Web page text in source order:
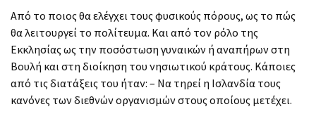
Από το ποιος θα ελέγχει τους φυσικούς πόρους, ως το πώς
θα λειτουργεί το πολίτευμα. Και από τον ρόλο της
Εκκλησίας ως την ποσόστωση γυναικών ή αναπήρων στη
Βουλή και στη διοίκηση του νησιωτικού κράτους. Κάποιες
από τις διατάξεις του ήταν: – Να τηρεί η Ισλανδία τους
κανόνες των διεθνών οργανισμών στους οποίους μετέχει.